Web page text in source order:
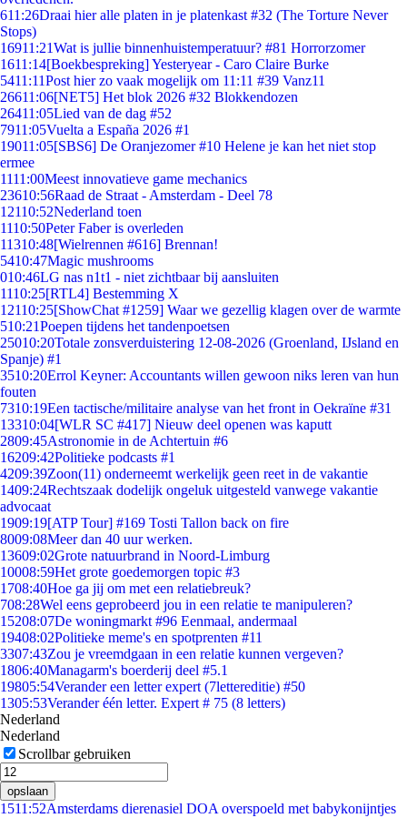
611:26Draai hier alle platen in je platenkast #32 (The Torture Never
Stops)
16911:21Wat is jullie binnenhuistemperatuur? #81 Horrorzomer
1611:14[Boekbespreking] Yesteryear - Caro Claire Burke
5411:11Post hier zo vaak mogelijk om 11:11 #39 Vanz11
26611:06[NET5] Het blok 2026 #32 Blokkendozen
26411:05Lied van de dag #52
7911:05Vuelta a España 2026 #1
19011:05[SBS6] De Oranjezomer #10 Helene je kan het niet stop
ermee
1111:00Meest innovatieve game mechanics
23610:56Raad de Straat - Amsterdam - Deel 78
12110:52Nederland toen
1110:50Peter Faber is overleden
11310:48[Wielrennen #616] Brennan!
5410:47Magic mushrooms
010:46LG nas n1t1 - niet zichtbaar bij aansluiten
1110:25[RTL4] Bestemming X
12110:25[ShowChat #1259] Waar we gezellig klagen over de warmte
510:21Poepen tijdens het tandenpoetsen
25010:20Totale zonsverduistering 12-08-2026 (Groenland, IJsland en
Spanje) #1
3510:20Errol Keyner: Accountants willen gewoon niks leren van hun
fouten
7310:19Een tactische/militaire analyse van het front in Oekraïne #31
13310:04[WLR SC #417] Nieuw deel openen was kaputt
2809:45Astronomie in de Achtertuin #6
16209:42Politieke podcasts #1
4209:39Zoon(11) onderneemt werkelijk geen reet in de vakantie
1409:24Rechtszaak dodelijk ongeluk uitgesteld vanwege vakantie
advocaat
1909:19[ATP Tour] #169 Tosti Tallon back on fire
8009:08Meer dan 40 uur werken.
13609:02Grote natuurbrand in Noord-Limburg
10008:59Het grote goedemorgen topic #3
1708:40Hoe ga jij om met een relatiebreuk?
708:28Wel eens geprobeerd jou in een relatie te manipuleren?
15208:07De woningmarkt #96 Eenmaal, andermaal
19408:02Politieke meme's en spotprenten #11
3307:43Zou je vreemdgaan in een relatie kunnen vergeven?
1806:40Managarm's boerderij deel #5.1
19805:54Verander een letter expert (7lettereditie) #50
1305:53Verander één letter. Expert # 75 (8 letters)
Nederland
Nederland
Scrollbar gebruiken
opslaan
1511:52Amsterdams dierenasiel DOA overspoeld met babykonijntjes